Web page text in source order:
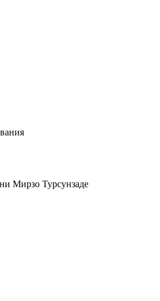
Мирзо Турсунзаде